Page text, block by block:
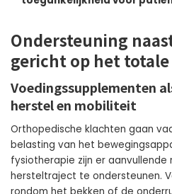
Ondersteuning
gericht op het
Voedingssupplementen
herstel en mobiliteit
Orthopedische klachten gaan
belasting van het
fysiotherapie zijn er aanvullende
hersteltraject te ondersteunen.